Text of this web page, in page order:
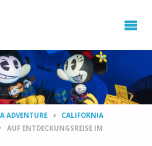
ADVENTURE
CALIFORNIA
AUF ENTDECKUNGSREISE IM